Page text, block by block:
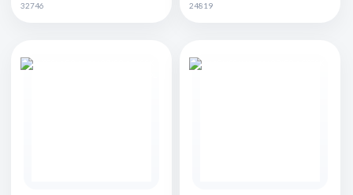
32746 24819